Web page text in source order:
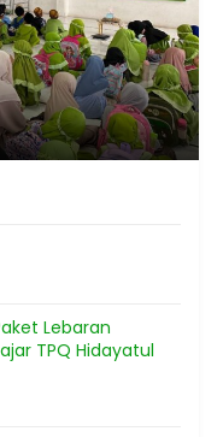
Lebaran
TPQ Hidayatul